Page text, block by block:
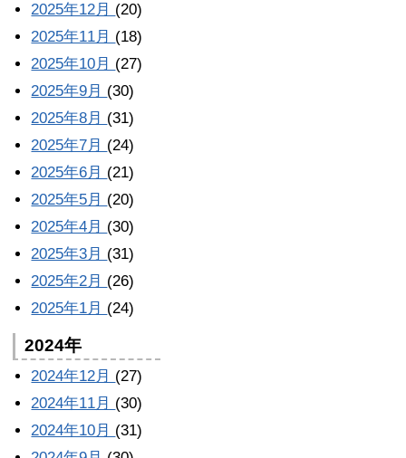
2025年12月 (20)
2025年11月 (18)
2025年10月 (27)
2025年9月 (30)
2025年8月 (31)
2025年7月 (24)
2025年6月 (21)
2025年5月 (20)
2025年4月 (30)
2025年3月 (31)
2025年2月 (26)
2025年1月 (24)
2024年
2024年12月 (27)
2024年11月 (30)
2024年10月 (31)